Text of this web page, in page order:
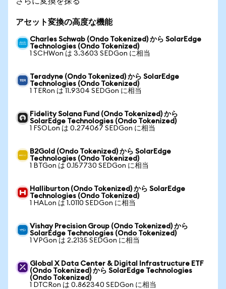
アセット変換の高度な機能
Charles Schwab (Ondo Tokenized) から SolarEdge
Technologies (Ondo Tokenized)
1 SCHWon は 3.3603 SEDGon に相当
Teradyne (Ondo Tokenized) から SolarEdge
Technologies (Ondo Tokenized)
1 TERon は 11.9304 SEDGon に相当
Fidelity Solana Fund (Ondo Tokenized) から
SolarEdge Technologies (Ondo Tokenized)
1 FSOLon は 0.274067 SEDGon に相当
B2Gold (Ondo Tokenized) から SolarEdge
Technologies (Ondo Tokenized)
1 BTGon は 0.157730 SEDGon に相当
Halliburton (Ondo Tokenized) から SolarEdge
Technologies (Ondo Tokenized)
1 HALon は 1.0110 SEDGon に相当
Vishay Precision Group (Ondo Tokenized) から
SolarEdge Technologies (Ondo Tokenized)
1 VPGon は 2.2135 SEDGon に相当
Global X Data Center & Digital Infrastructure ETF
(Ondo Tokenized) から SolarEdge Technologies
(Ondo Tokenized)
1 DTCRon は 0.862340 SEDGon に相当